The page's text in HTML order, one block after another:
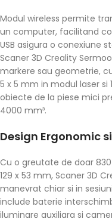
Modul wireless permite
un computer, facilitand
USB asigura o conexiune
Scaner 3D Creality
markere sau geometrie,
5 x 5 mm in modul laser si
obiecte de la piese mici
4000 mm³.
Design Ergonomic
Cu o greutate de doar
129 x 53 mm, Scaner 3D
manevrat chiar si in
include baterie
iluminare auxiliara si